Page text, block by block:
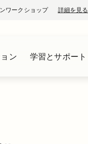
ワークショップ 詳細を見る
ン 学習とサポート